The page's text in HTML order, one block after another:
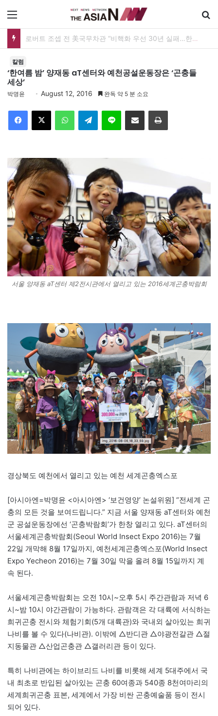
로버트 조셉 전 美국무차관 “비핵화 우선 30년 실패…한미동맹 최종목표 ‘자유통일한국’으로”
칼럼
‘한여름 밤’ 양재동 aT센터와 예천공설운동장은 ‘곤충들
세상’
박명윤 August 12, 2016 완독 약 5 분 소요
Telegram 이메일
서울 양재동 aT센터 제2전시관에서 열리고 있는 2016세계곤충박람회
경상북도 예천에서 열리고 있는 예천 세계곤충엑스포
[아시아엔=박명윤 <아시아엔> ‘보건영양’ 논설위원] “전세계 곤
충의 모든 것을 보여드립니다.” 지금 서울 양재동 aT센터와 예천
군 공설운동장에선 ‘곤충박람회’가 한창 열리고 있다. aT센터의
서울세계곤충박람회(Seoul World Insect Expo 2016)는 7월
22일 개막해 8월 17일까지, 예천세계곤충엑스포(World Insect
Expo Yecheon 2016)는 7월 30일 막을 올려 8월 15일까지 계
속 된다.
서울세계곤충박람회는 오전 10시~오후 5시 주간관람과 저녁 6
시~밤 10시 야간관람이 가능하다. 관람객은 각 대륙에 서식하는
희귀곤충 전시와 체험기회(5개 대륙관)와 국내외 살아있는 희귀
나비를 볼 수 있다(나비관). 이밖에 △반디관 △야광전갈관 △절
지동물관 △산업곤충관 △갤러리관 등이 있다.
특히 나비관에는 하이브리드 나비를 비롯해 세계 5대주에서 국
내 최초로 반입된 살아있는 곤충 60여종과 540종 8천여마리의
세계희귀곤충 표본, 세계에서 가장 비싼 곤충예술품 등이 전시
되어 있다.